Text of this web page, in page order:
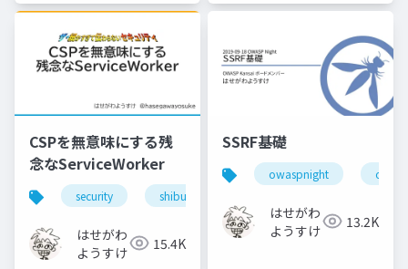
CSPを無意味にする残
念なServiceWorker
security shibuyaxss
はせがわ
ようすけ
15.4K
SSRF基礎
owaspnight
はせがわ
ようすけ
13.2K